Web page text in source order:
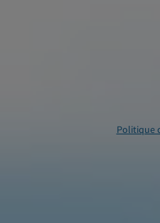
Politique